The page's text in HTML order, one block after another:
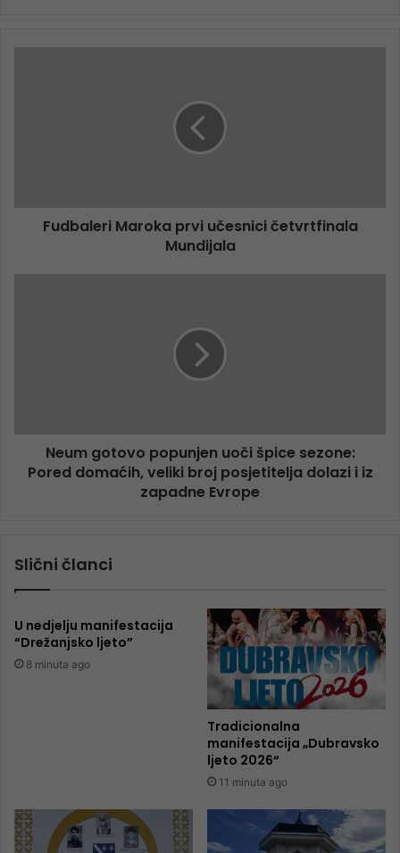
Fudbaleri Maroka prvi učesnici četvrtfinala
Mundijala
Neum gotovo popunjen uoči špice sezone:
Pored domaćih, veliki broj posjetitelja dolazi i iz
zapadne Evrope
Slični članci
U nedjelju manifestacija
“Drežanjsko ljeto”
8 minuta ago
Tradicionalna
manifestacija „Dubravsko
ljeto 2026“
11 minuta ago